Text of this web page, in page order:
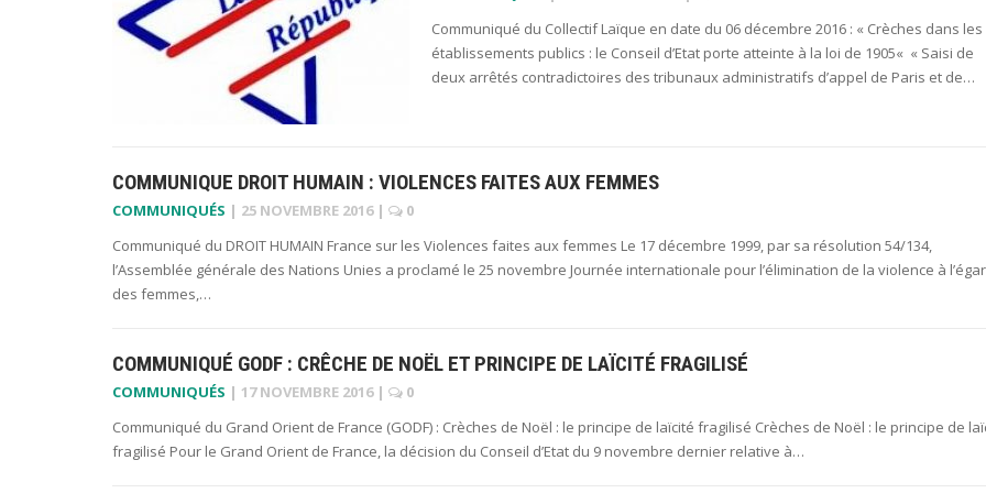
Communiqué du Collectif Laïque en date du 06 décembre 2016 : « Crèches dans les
établissements publics : le Conseil d’Etat porte atteinte à la loi de 1905« « Saisi de
deux arrêtés contradictoires des tribunaux administratifs d’appel de Paris et de…
COMMUNIQUE DROIT HUMAIN : VIOLENCES FAITES AUX FEMMES
COMMUNIQUÉS | 25 NOVEMBRE 2016 |
0
Communiqué du DROIT HUMAIN France sur les Violences faites aux femmes Le 17 décembre 1999, par sa résolution 54/134,
l’Assemblée générale des Nations Unies a proclamé le 25 novembre Journée internationale pour l’élimination de la violence à
des femmes,…
COMMUNIQUÉ GODF : CRÊCHE DE NOËL ET PRINCIPE DE LAÏCITÉ FRAGILISÉ
COMMUNIQUÉS | 17 NOVEMBRE 2016 |
0
Communiqué du Grand Orient de France (GODF) : Crèches de Noël : le principe de laïcité fragilisé Crèches de Noël : le principe de
fragilisé Pour le Grand Orient de France, la décision du Conseil d’Etat du 9 novembre dernier relative à…